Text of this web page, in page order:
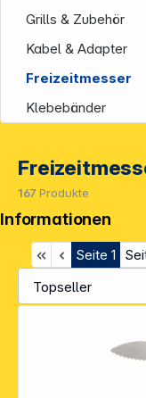
Grills & Zubehör
Kabel & Adapter
Freizeitmesser
Klebebänder
167 Produkte
Seite 1
Informationen